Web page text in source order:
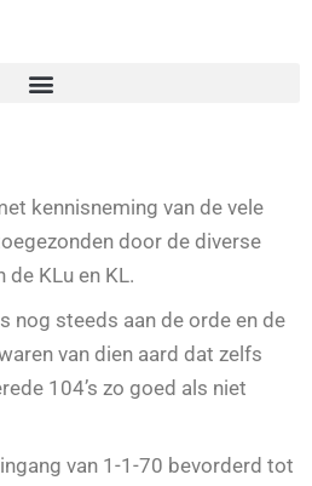
kennisneming van de vele
door de diverse
de KLu en KL.
nog steeds aan de orde en de
van dien aard dat zelfs
104’s zo goed als niet
van 1-1-70 bevorderd tot